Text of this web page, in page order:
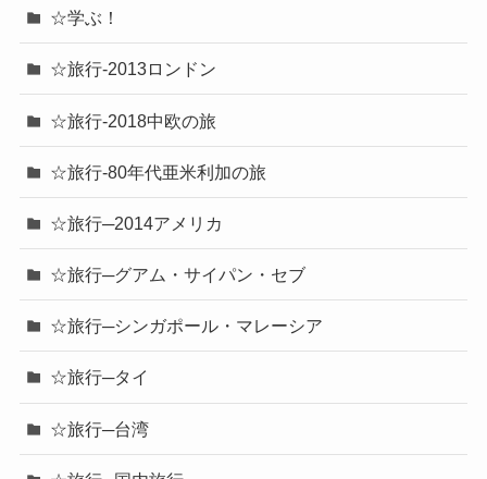
☆学ぶ！
☆旅行-2013ロンドン
☆旅行-2018中欧の旅
☆旅行-80年代亜米利加の旅
☆旅行─2014アメリカ
☆旅行─グアム・サイパン・セブ
☆旅行─シンガポール・マレーシア
☆旅行─タイ
☆旅行─台湾